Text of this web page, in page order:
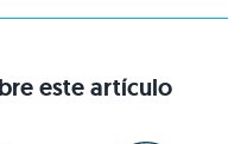
este artículo